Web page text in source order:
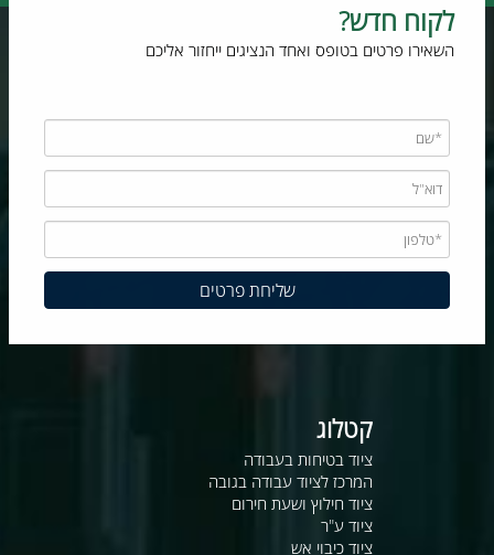
לקוח חדש?
השאירו פרטים בטופס ואחד הנציגים ייחזור אליכם
קטלוג
ציוד בטיחות בעבודה
המרכז לציוד עבודה בגובה
ציוד חילוץ ושעת חירום
ציוד ע"ר
ציוד כיבוי אש